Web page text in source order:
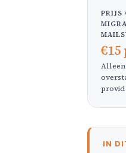
PRIJS
Alleen
IN